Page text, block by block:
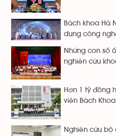
Bách khoa Hà
dụng công
Những con số
nghiên cứu
Hơn 1 tỷ đồng
viên Bách Khoa
Nghiên cứu bộ